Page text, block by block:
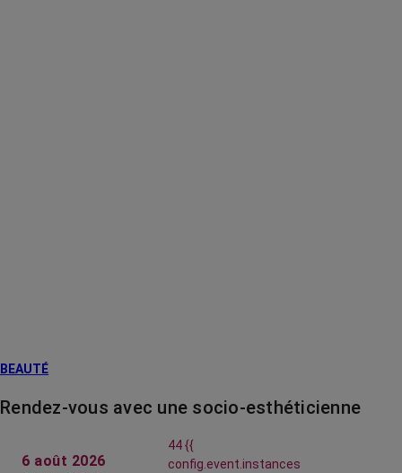
BEAUTÉ
Rendez-vous avec une socio-esthéticienne
6 août 2026
44 {{
config.event.instances